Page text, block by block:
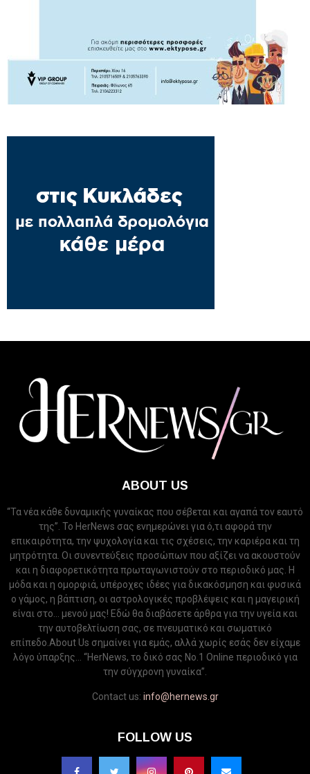
ABOUT US
“Τα νέα κάθε δυναμικής γυναίκας που σέβεται και αγαπά τον εαυτό
της”. Το HerNews σας ενημερώνει για ό,τι αφορά την
επικαιρότητα, την ψυχολογία και τις σχέσεις, την καριέρα και τη
μητρότητα. Οι συνεντεύξεις προσώπων που αξίζει να ακουστούν
και η διαφορετικότητα πρωταγωνιστούν στο περιοδικό μας. Η
μόδα και η ομορφιά, υπέροχες ιδέες για δικακόσμηση και φυσικά
ο γάμος, η βάπτιση, οι αστρολογικές προβλέψεις και η μαγειρική
είναι στο... μενού μας! Εδώ θα διαβάσετε άρθρα για την υγεία και
την αυτοβελτίωση σας, σε πνευματικό και σωματικό
επίπεδο.About Us σημαίνει για εμάς, αλλά χωρίς εσάς δεν είχαμε
λόγο ύπαρξης... “HerNews, το δικό σας Νo.1 Online περιοδικό για
την σύγχρονη γυναίκα”.
Contact us: info@hernews.gr
FOLLOW US